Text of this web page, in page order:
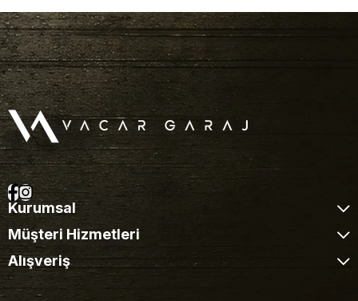
Kurumsal
Müşteri Hizmetleri
Alışveriş